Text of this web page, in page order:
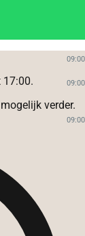
09:00
17:00. 09:00
verder.
09:00